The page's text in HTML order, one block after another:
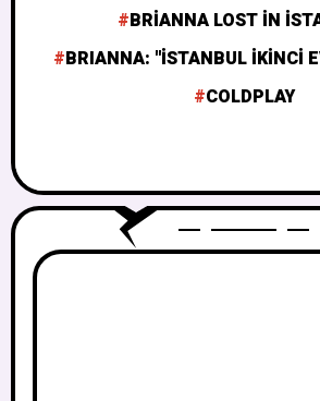
BRIANNA LOST IN
BRIANNA: ''İSTANBUL İKINCI
COLDPLAY